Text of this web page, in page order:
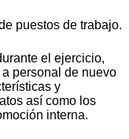
puestos de trabajo.
el ejercicio,
personal de nuevo
y
así como los
interna.